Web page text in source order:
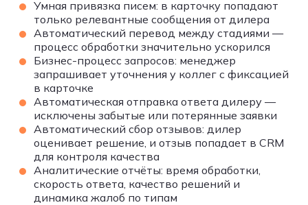
Умная привязка писем: в карточку попадают
только релевантные сообщения от дилера
Автоматический перевод между стадиями —
процесс обработки значительно ускорился
Бизнес-процесс запросов: менеджер
запрашивает уточнения у коллег с фиксацией
в карточке
Автоматическая отправка ответа дилеру —
исключены забытые или потерянные заявки
Автоматический сбор отзывов: дилер
оценивает решение, и отзыв попадает в CRM
для контроля качества
Аналитические отчёты: время обработки,
скорость ответа, качество решений и
динамика жалоб по типам